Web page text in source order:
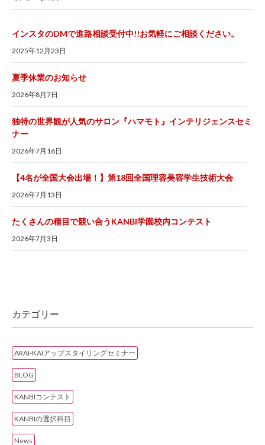
インスタのDMで進路相談受付中!!お気軽にご相談ください。
2025年12月23日
夏季休業のお知らせ
2026年8月7日
独特の世界観が人気のサロン『ハマモト』インテリジェンスセミ
ナー
2026年7月16日
【4名が全国大会出場！】第18回全国理容美容学生技術大会
2026年7月13日
たくさんの種目で競い合うKANBI学園校内コンテスト
2026年7月3日
カテゴリー
ARAI-KAIアップスタイリングセミナー
BLOG
KANBIコンテスト
KANBIの選択科目
News